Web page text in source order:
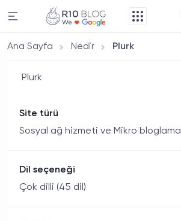
Ana Sayfa Nedir Plurk
Plurk
Site türü
Sosyal ağ hizmeti ve Mikro bloglama
Dil seçeneği
Çok dilli (45 dil)